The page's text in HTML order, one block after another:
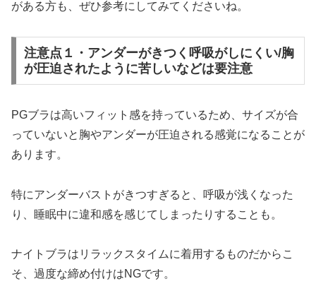
がある方も、ぜひ参考にしてみてくださいね。
注意点１・アンダーがきつく呼吸がしにくい/胸
が圧迫されたように苦しいなどは要注意
PGブラは高いフィット感を持っているため、サイズが合
っていないと胸やアンダーが圧迫される感覚になることが
あります。
特にアンダーバストがきつすぎると、呼吸が浅くなった
り、睡眠中に違和感を感じてしまったりすることも。
ナイトブラはリラックスタイムに着用するものだからこ
そ、過度な締め付けはNGです。